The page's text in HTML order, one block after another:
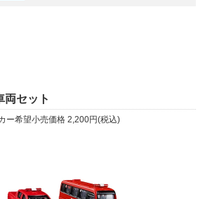
両セット
ー希望小売価格 2,200円(税込)